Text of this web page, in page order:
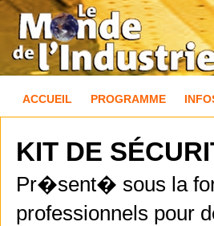
ACCUEIL PROGRAMME
KIT DE
Pr�sent� sous la
professionnels pour